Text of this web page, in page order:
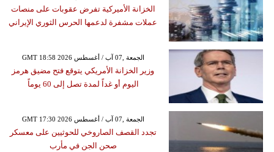
الخزانة الأميركية تفرض عقوبات على منصات
عملات مشفرة لدعمها الحرس الثوري الإيراني
GMT 18:58 2026 الجمعة ,07 آب / أغسطس
وزير الخزانة الأمريكي يتوقع فتح مضيق هرمز
اليوم أو غداً لمدة تصل إلى 60 يوماً
GMT 17:30 2026 الجمعة ,07 آب / أغسطس
تجدد القصف الصاروخي للحوثيين على معسكر
صحن الجن في مأرب